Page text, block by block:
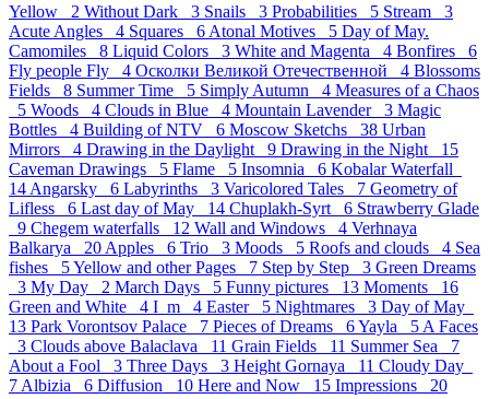
Yellow 2 Without Dark 3 Snails 3 Probabilities 5 Stream 3
Acute Angles 4 Squares 6 Atonal Motives 5 Day of May.
Camomiles 8 Liquid Colors 3 White and Magenta 4 Bonfires 6
Fly people Fly 4 Осколки Великой Отечественной 4 Blossoms
Fields 8 Summer Time 5 Simply Autumn 4 Measures of a Chaos
5 Woods 4 Clouds in Blue 4 Mountain Lavender 3 Magic
Bottles 4 Building of NTV 6 Moscow Sketchs 38 Urban
Mirrors 4 Drawing in the Daylight 9 Drawing in the Night 15
Caveman Drawings 5 Flame 5 Insomnia 6 Kobalar Waterfall
14 Angarsky 6 Labyrinths 3 Varicolored Tales 7 Geometry of
Lifless 6 Last day of May 14 Chuplakh-Syrt 6 Strawberry Glade
9 Chegem waterfalls 12 Wall and Windows 4 Verhnaya
Balkarya 20 Apples 6 Trio 3 Moods 5 Roofs and clouds 4 Sea
fishes 5Yellow and other Pages 7 Step by Step 3 Green Dreams
3 My Day 2 March Days 5 Funny pictures 13 Moments 16
Green and White 4 I_m 4 Easter 5 Nightmares 3 Day of May
13 Park Vorontsov Palace 7 Pieces of Dreams 6Yayla 5 A Faces
3 Clouds above Balaclava 11 Grain Fields 11 Summer Sea 7
About a Fool 3 Three Days 3 Height Gornaya 11 Cloudy Day
7 Albizia 6 Diffusion 10 Here and Now 15 Impressions 20